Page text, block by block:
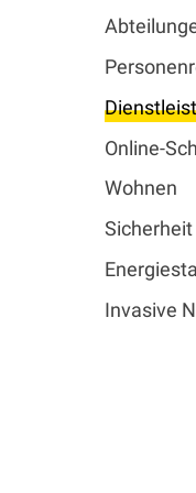
Online-
Wohnen
Sicherheit
Invasive